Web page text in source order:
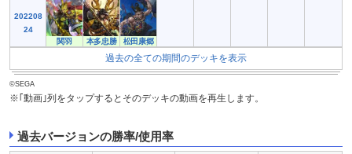
202208
24
関羽
本多忠勝 松田康郷
過去の全ての期間のデッキを表示
©SEGA
※｢動画｣列をタップするとそのデッキの動画を再生します。
過去バージョンの勝率/使用率